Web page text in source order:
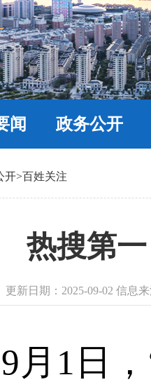
闻 政务公开
开>百姓关注
热搜第
更新日期：2025-09-02 信息
日，“